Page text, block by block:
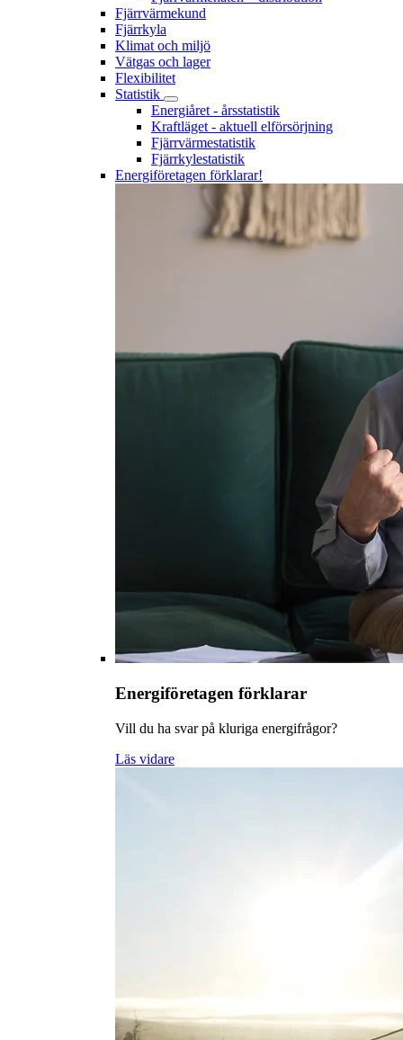
Fjärrvärmekund
Fjärrkyla
Klimat och miljö
Vätgas och lager
Flexibilitet
Statistik
Energiåret - årsstatistik
Kraftläget - aktuell elförsörjning
Fjärrvärmestatistik
Fjärrkylestatistik
Energiföretagen förklarar!
Energiföretagen förklarar
Vill du ha svar på kluriga energifrågor?
Läs vidare